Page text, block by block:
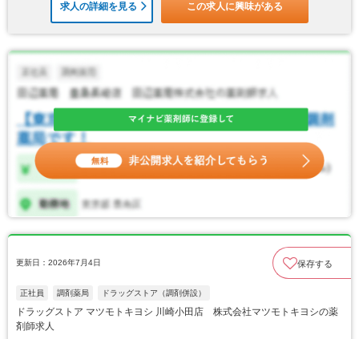
求人の詳細を見る この求人に興味がある
更新日：2026年7月4日 保存する
正社員 調剤薬局 ドラッグストア（調剤併設）
ドラッグストア マツモトキヨシ 川崎小田店 株式会社マツモトキヨシの薬
剤師求人